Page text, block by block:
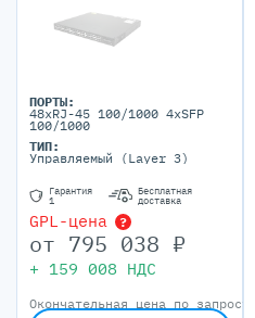
ПОРТЫ:
48xRJ-45 100/1000 4xSFP
100/1000
ТИП:
Управляемый (Layer 3)
Гарантия
1
Бесплатная
доставка
GPL-цена ?
от 795 038 ₽
+ 159 008 НДС
Окончательная цена по запросу